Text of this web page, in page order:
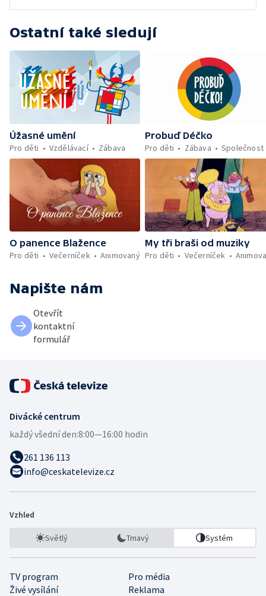
Ostatní také sledují
Úžasné umění
Pro děti
Vzdělávací Zábava
Probuď Déčko
Pro děti
Zábava Společnost
O panence Blažence
Pro děti
Večerníček Animovaný
My tři braši od muziky
Pro děti
Večerníček
Napište nám
Otevřít
kontaktní
formulář
Divácké centrum
každý všední den:8:00—16:00 hodin
261 136 113
info@ceskatelevize.cz
Vzhled
Světlý Tmavý Systém
TV program
Pro média
Živé vysílání
Reklama